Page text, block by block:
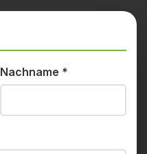
Nachname *